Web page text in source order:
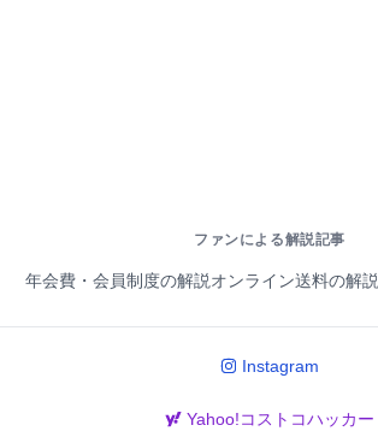
ファンによる解説記事
年会費・会員制度の解説オンライン送料の解説
Instagram
Yahoo!コストコハッカー